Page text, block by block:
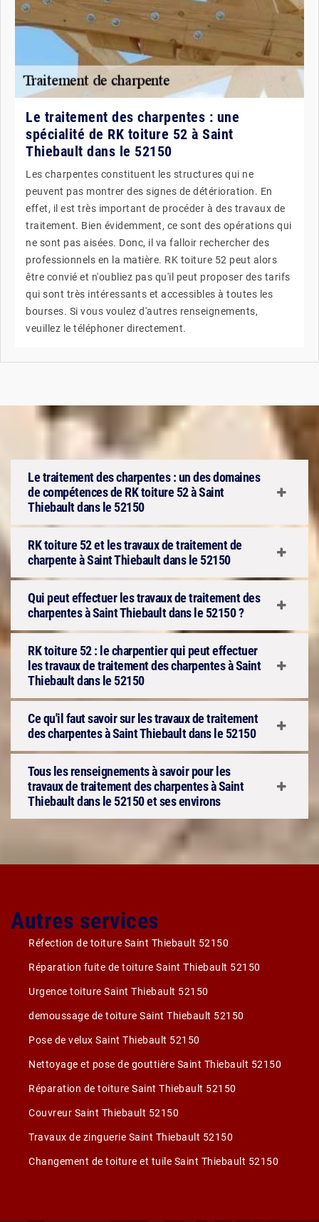
Le traitement des charpentes : une
spécialité de RK toiture 52 à Saint
Thiebault dans le 52150
Les charpentes constituent les structures qui ne
peuvent pas montrer des signes de détérioration. En
effet, il est très important de procéder à des travaux de
traitement. Bien évidemment, ce sont des opérations qui
ne sont pas aisées. Donc, il va falloir rechercher des
professionnels en la matière. RK toiture 52 peut alors
être convié et n'oubliez pas qu'il peut proposer des tarifs
qui sont très intéressants et accessibles à toutes les
bourses. Si vous voulez d'autres renseignements,
veuillez le téléphoner directement.
Le traitement des charpentes : un des domaines
de compétences de RK toiture 52 à Saint
Thiebault dans le 52150
RK toiture 52 et les travaux de traitement de
charpente à Saint Thiebault dans le 52150
Qui peut effectuer les travaux de traitement des
charpentes à Saint Thiebault dans le 52150 ?
RK toiture 52 : le charpentier qui peut effectuer
les travaux de traitement des charpentes à Saint
Thiebault dans le 52150
Ce qu'il faut savoir sur les travaux de traitement
des charpentes à Saint Thiebault dans le 52150
Tous les renseignements à savoir pour les
travaux de traitement des charpentes à Saint
Thiebault dans le 52150 et ses environs
Autres services
Réfection de toiture Saint Thiebault 52150
Réparation fuite de toiture Saint Thiebault 52150
Urgence toiture Saint Thiebault 52150
demoussage de toiture Saint Thiebault 52150
Pose de velux Saint Thiebault 52150
Nettoyage et pose de gouttière Saint Thiebault 52150
Réparation de toiture Saint Thiebault 52150
Couvreur Saint Thiebault 52150
Travaux de zinguerie Saint Thiebault 52150
Changement de toiture et tuile Saint Thiebault 52150